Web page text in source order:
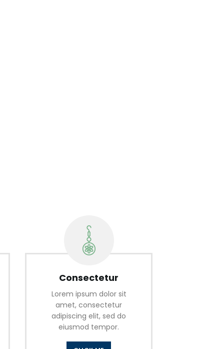
Consectetur
Lorem ipsum dolor sit
amet, consectetur
adipiscing elit, sed do
eiusmod tempor.